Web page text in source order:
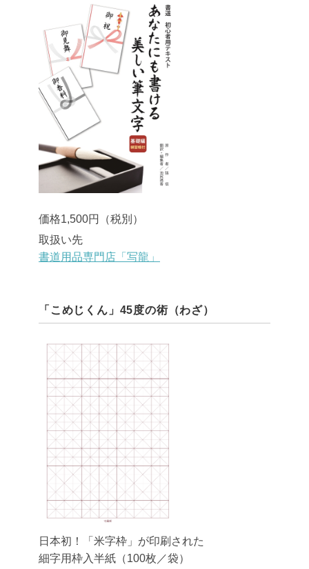
価格1,500円（税別）
取扱い先
書道用品専門店「写龍」
「こめじくん」45度の術（わざ）
日本初！「米字枠」が印刷された
細字用枠入半紙（100枚／袋）